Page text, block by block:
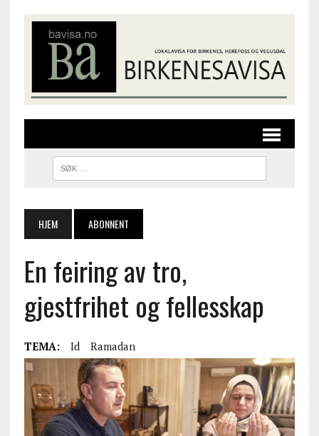
HJEM ABONNENT
En feiring av tro,
gjestfrihet og fellesskap
TEMA: Id Ramadan